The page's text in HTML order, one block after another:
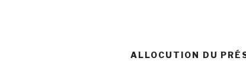
ALLOCUTION DU